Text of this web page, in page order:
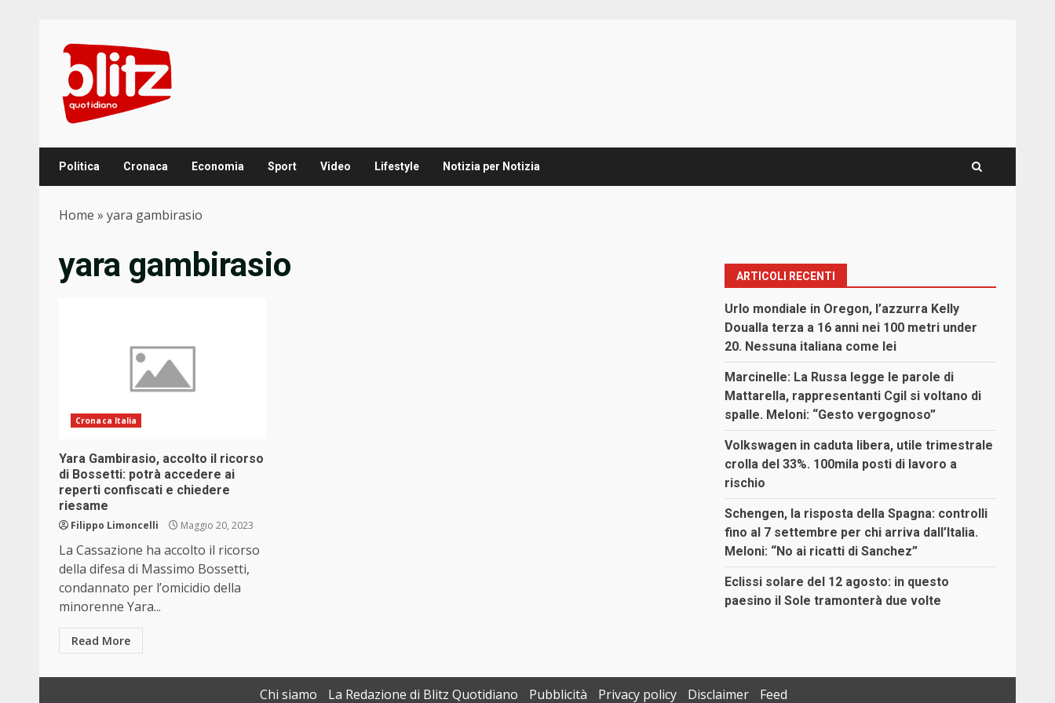
content
Politica Cronaca Economia Sport Video Lifestyle Notizia per Notizia
Home » yara gambirasio
yara gambirasio
Cronaca Italia
Yara Gambirasio, accolto il ricorso
di Bossetti: potrà accedere ai
reperti confiscati e chiedere
riesame
Filippo Limoncelli Maggio 20, 2023
La Cassazione ha accolto il ricorso
della difesa di Massimo Bossetti,
condannato per l’omicidio della
minorenne Yara...
Read More
ARTICOLI RECENTI
Urlo mondiale in Oregon, l’azzurra Kelly
Doualla terza a 16 anni nei 100 metri under
20. Nessuna italiana come lei
Marcinelle: La Russa legge le parole di
Mattarella, rappresentanti Cgil si voltano di
spalle. Meloni: “Gesto vergognoso”
Volkswagen in caduta libera, utile trimestrale
crolla del 33%. 100mila posti di lavoro a
rischio
Schengen, la risposta della Spagna: controlli
fino al 7 settembre per chi arriva dall’Italia.
Meloni: “No ai ricatti di Sanchez”
Eclissi solare del 12 agosto: in questo
paesino il Sole tramonterà due volte
Chi siamo La Redazione di Blitz Quotidiano Pubblicità Privacy policy Disclaimer Feed